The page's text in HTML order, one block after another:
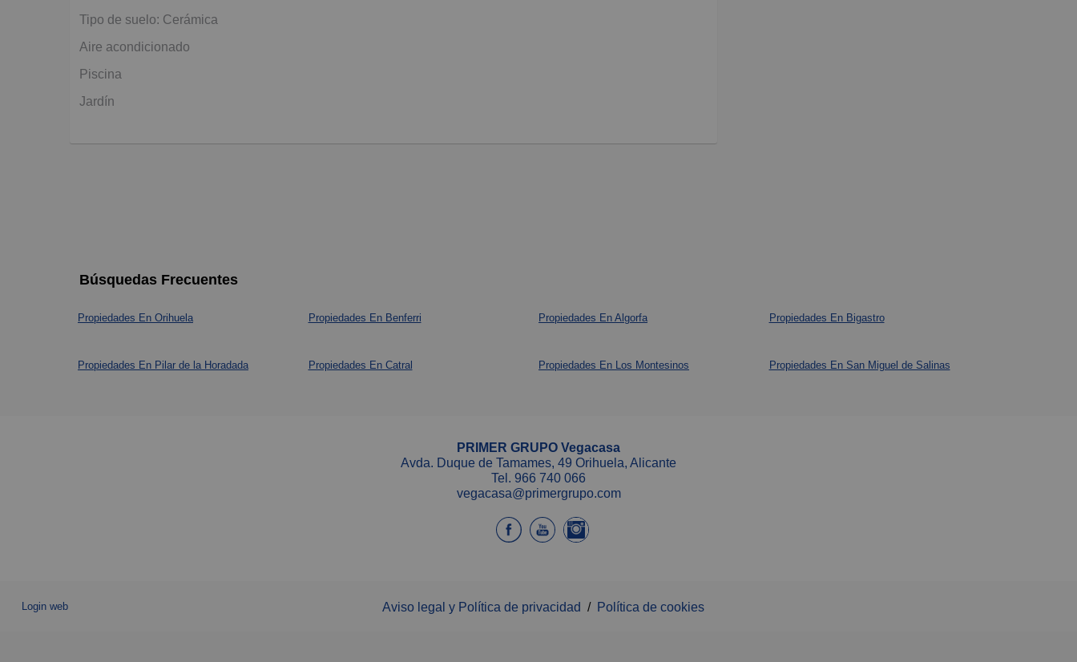
Tipo de suelo: Cerámica
Aire acondicionado
Piscina
Jardín
Búsquedas Frecuentes
Propiedades En Orihuela Propiedades En Benferri Propiedades En Algorfa Propiedades En Bigastro
Propiedades En Pilar de la Horadada Propiedades En Catral Propiedades En Los Montesinos Propiedades En San Miguel de Salinas
PRIMER GRUPO Vegacasa
Avda. Duque de Tamames, 49 Orihuela, Alicante
Tel. 966 740 066
vegacasa@primergrupo.com
Login web Aviso legal y Política de privacidad / Política de cookies